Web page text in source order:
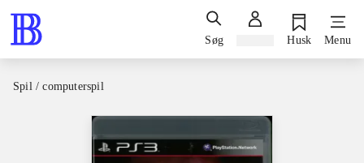
Søg Husk Menu
Spil / computerspil